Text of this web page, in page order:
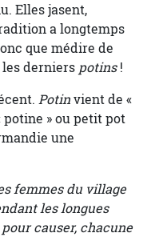
Elles jasent,
a longtemps
que médire de
derniers potins!
Potinvient de «
potine » ou petit pot
une
femmes du village
les longues
causer, chacune